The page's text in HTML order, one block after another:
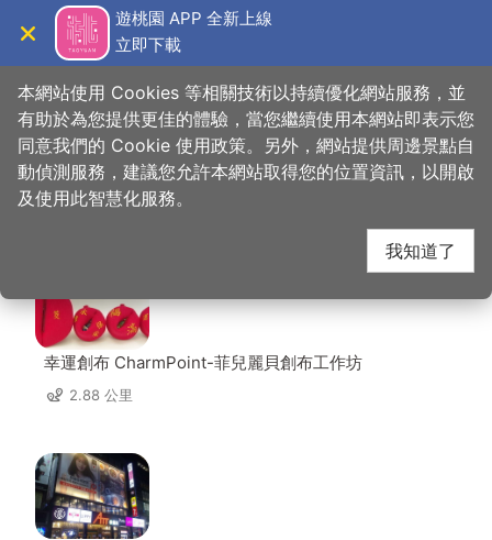
主
遊桃園 APP 全新上線
立即下載
首頁 > 想去的地方 > 住宿 > 絕色汽車旅館
絕色汽車旅館 周邊店家
幸運創布 CharmPoint-菲兒麗貝創布工作坊
2.88 公里
本網站使用 Cookies 等相關技術以持續優化網站服務，並
有助於為您提供更佳的體驗，當您繼續使用本網站即表示您
同意我們的 Cookie 使用政策。另外，網站提供周邊景點自
動偵測服務，建議您允許本網站取得您的位置資訊，以開啟
及使用此智慧化服務。
我知道了